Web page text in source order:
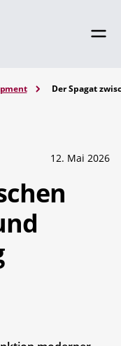
Der Spagat
12. Mai 2026